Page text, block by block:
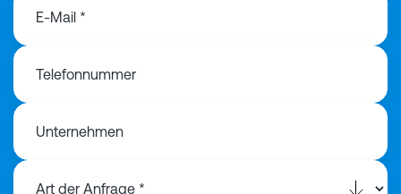
E-Mail *
Telefonnummer
Unternehmen